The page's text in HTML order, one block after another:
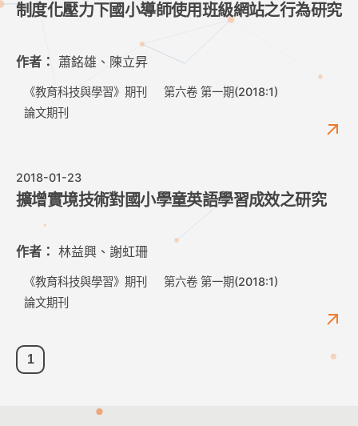
制度化壓力下國小導師使用班級網站之行為研究
作者： 蕭銘雄、陳立昇
《教育科技與學習》期刊
第六卷 第一期(2018:1)
論文期刊
2018-01-23
擴增實境技術對國小學童英語學習成效之研究
作者： 林益興、謝虹珊
《教育科技與學習》期刊
第六卷 第一期(2018:1)
論文期刊
1